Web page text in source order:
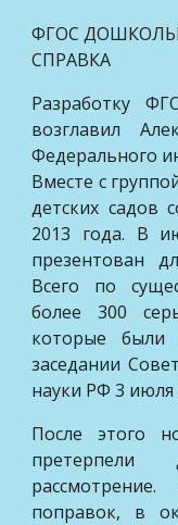
ФГОС
СПРАВКА
Разработку
возглавил
Федерального
Вместе с
детских садов
2013 года. В
презентован
Всего по
более 300
которые были
заседании
науки РФ 3 июля
После этого
претерпели
поправок, в